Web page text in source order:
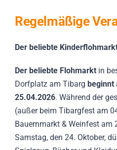
Regelmäßige
Der beliebte
Der beliebte Flohmarkt in
Dorfplatz am Tibarg beginnt
25.04.2026. Während der
(außer beim Tibargfest am
Bauernmarkt & Weinfest am
Samstag, den 24. Oktober,